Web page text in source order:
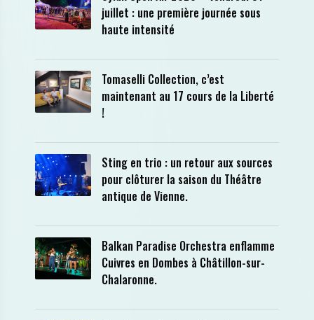
juillet : une première journée sous
haute intensité
Tomaselli Collection, c’est
maintenant au 17 cours de la Liberté
!
Sting en trio : un retour aux sources
pour clôturer la saison du Théâtre
antique de Vienne.
Balkan Paradise Orchestra enflamme
Cuivres en Dombes à Châtillon-sur-
Chalaronne.